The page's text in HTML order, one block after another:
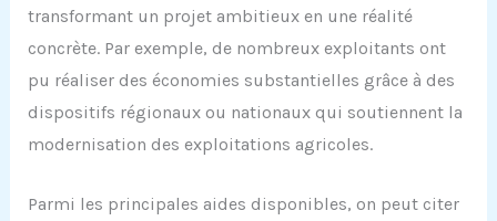
transformant un projet ambitieux en une réalité
concrète. Par exemple, de nombreux exploitants ont
pu réaliser des économies substantielles grâce à des
dispositifs régionaux ou nationaux qui soutiennent la
modernisation des exploitations agricoles.
Parmi les principales aides disponibles, on peut citer